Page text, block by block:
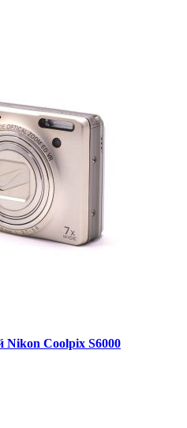
Coolpix S6000